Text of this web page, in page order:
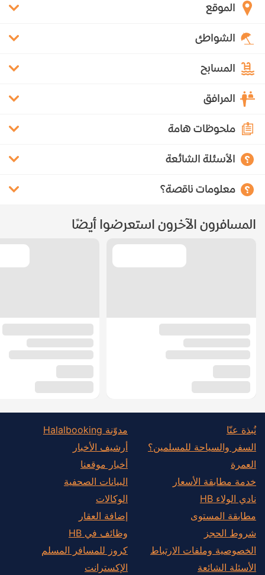
الموقع
الشواطئ
المسابح
المرافق
ملحوظات هامة
الأسئلة الشائعة
معلومات ناقصة؟
المسافرون الآخرون استعرضوا أيضًا
نُبذة عنّا
السفر والسياحة للمسلمين؟
العمرة
خدمة مطابقة الأسعار
نادي الولاء HB
مطابقة المستوى
شروط الحجز
الخصوصية وملفات الارتباط
الأسئلة الشائعة
مدوّنة Halalbooking
أرشيف الأخبار
أخبار موقعنا
البيانات الصحفية
الوكالات
إضافة العقار
وظائف في HB
كروز للمسافر المسلم
الإكسترانت